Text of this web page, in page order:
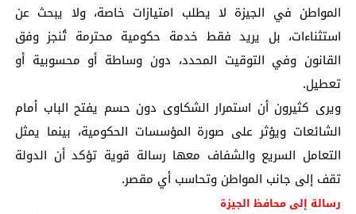
المواطن في الجيزة لا يطلب امتيازات خاصة، ولا يبحث عن
استثناءات، بل يريد فقط خدمة حكومية محترمة تُنجز وفق
القانون وفي التوقيت المحدد، دون وساطة أو محسوبية أو
تعطيل.
ويرى كثيرون أن استمرار الشكاوى دون حسم يفتح الباب أمام
الشائعات ويؤثر على صورة المؤسسات الحكومية، بينما يمثل
التعامل السريع والشفاف معها رسالة قوية تؤكد أن الدولة
تقف إلى جانب المواطن وتحاسب أي مقصر.
رسالة إلى محافظ الجيزة